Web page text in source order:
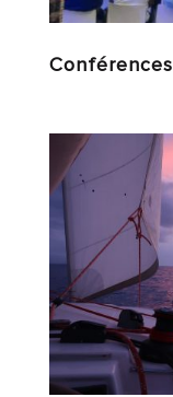
Conférences